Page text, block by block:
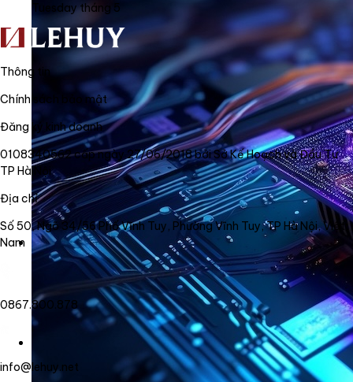
Tuesday tháng 5
Thông tin
Chính sách bảo mật
Đăng ký kinh doanh
0108340562 cấp ngày 27/06/2018 bởi Sở Kế Hoạch và Đầu Tư
TP Hà Nội
Địa chỉ
Số 50, Ngõ 34/56 Phố Vĩnh Tuy, Phường Vĩnh Tuy, TP Hà Nội, Việt
Nam
0867.800.878
info@lehuy.net